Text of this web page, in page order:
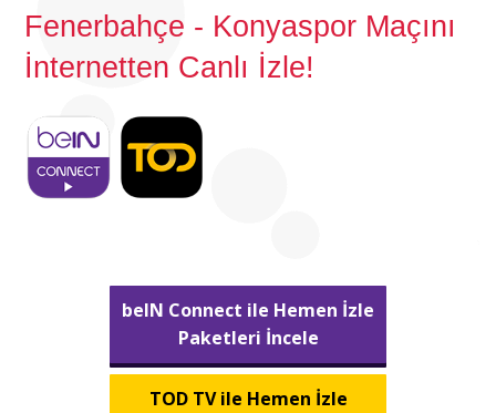
Fenerbahçe - Konyaspor Maçını
İnternetten Canlı İzle!
beIN Connect ile Hemen İzle
Paketleri İncele
TOD TV ile Hemen İzle